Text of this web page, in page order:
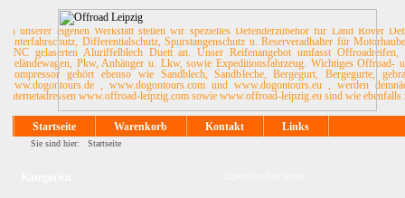
In unserer eigenen Werkstatt stellen wir spezielles Defenderzubehör für Land Rover
Unterfahrschutz, Differentialschutz, Spurstangenschutz u. Reserveradhalter für
CNC gelaserten Aluriffelblech Duett an. Unser Reifenangebot umfasst
Geländewagen, Pkw, Anhänger u. Lkw, sowie Expeditionsfahrzeug. Wichtiges
Kompressor gehört ebenso wie Sandblech, Sandbleche, Bergegurt, Bergegurte,
www.dogontours.de , www.dogontours.com und www.dogontours.eu , werden
Internetadressen www.offroad-leipzig.com sowie www.offroad-leipzig.eu sind wie ebenfalls
Startseite Warenkorb Kontakt Links
Sie sind hier: Startseite